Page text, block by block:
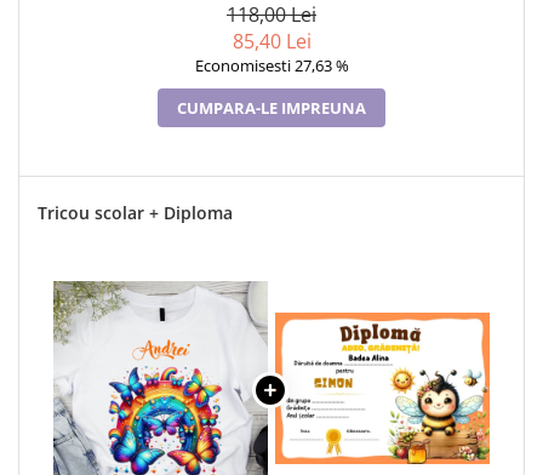
118,00 Lei
85,40 Lei
Economisesti 27,63 %
CUMPARA-LE IMPREUNA
Tricou scolar + Diploma